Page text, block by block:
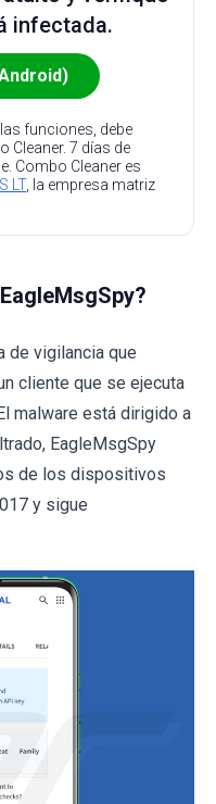
infectada.
funciones, debe
Cleaner. 7 días de
Combo Cleaner es
LT, la empresa matriz
de vigilancia que
cliente que se ejecuta
malware está dirigido a
EagleMsgSpy
de los dispositivos
y sigue